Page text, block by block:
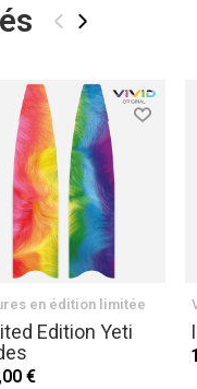
‹ ›
en édition limitée
Edition Yeti
€